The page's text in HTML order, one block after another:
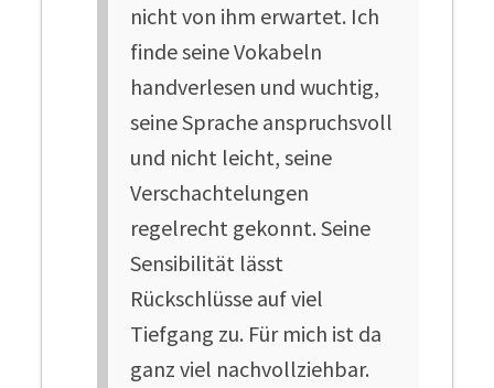
nicht von ihm erwartet. Ich
finde seine Vokabeln
handverlesen und wuchtig,
seine Sprache anspruchsvoll
und nicht leicht, seine
Verschachtelungen
regelrecht gekonnt. Seine
Sensibilität lässt
Rückschlüsse auf viel
Tiefgang zu. Für mich ist da
ganz viel nachvollziehbar.